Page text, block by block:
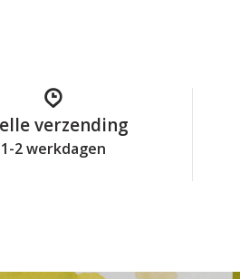
verzending
1-2 werkdagen